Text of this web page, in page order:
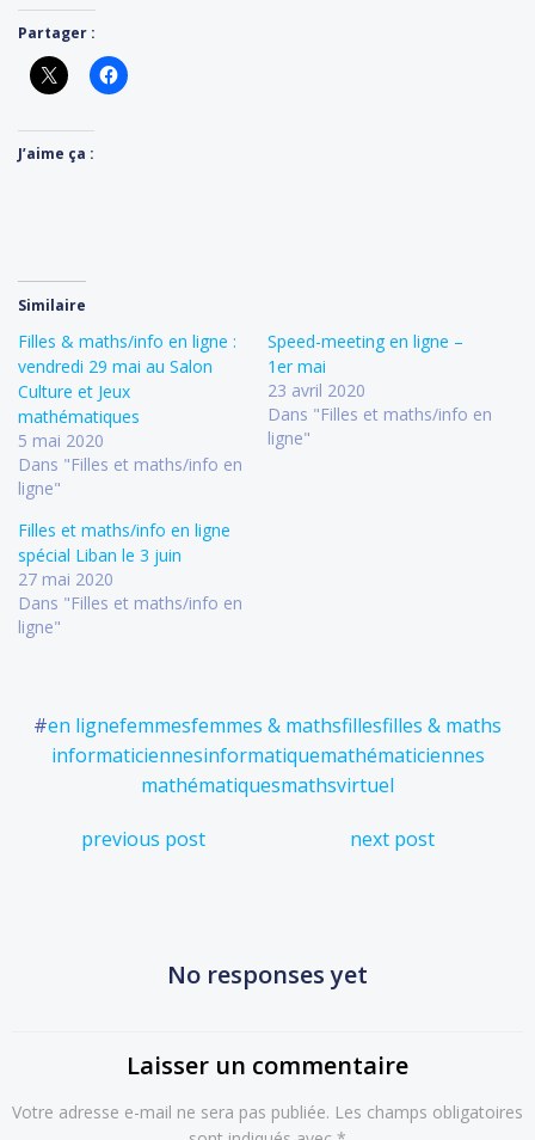
Partager :
J’aime ça :
Similaire
Filles & maths/info en ligne :
vendredi 29 mai au Salon
Culture et Jeux
mathématiques
5 mai 2020
Dans "Filles et maths/info en
ligne"
Speed-meeting en ligne –
1er mai
23 avril 2020
Dans "Filles et maths/info en
ligne"
Filles et maths/info en ligne
spécial Liban le 3 juin
27 mai 2020
Dans "Filles et maths/info en
ligne"
#en lignefemmesfemmes & mathsfillesfilles & maths
informaticiennesinformatiquemathématiciennes
mathématiquesmathsvirtuel
Postprevious post
Postnext post
No responses yet
Laisser un commentaire
Votre adresse e-mail ne sera pas publiée. Les champs obligatoires